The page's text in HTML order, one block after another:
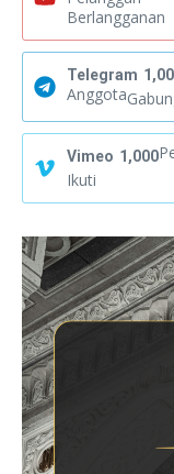
Berlangganan
Telegram
Anggota
Vimeo 1,000
Ikuti